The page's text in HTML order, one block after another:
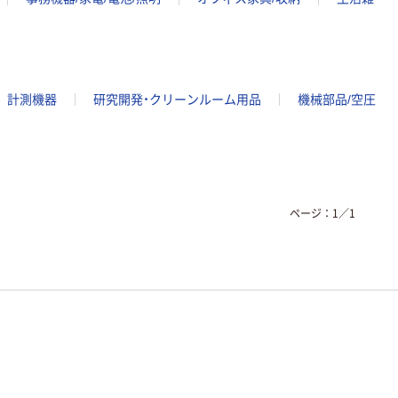
計測機器 研究開発・クリーンルーム用品 機械部品/空圧
ページ： 1 ／1